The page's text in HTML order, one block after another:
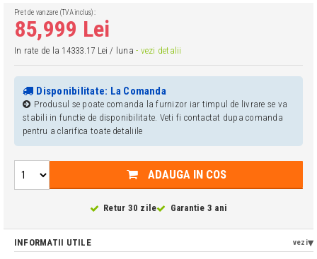
Pret de vanzare (TVA inclus):
85,999 Lei
In rate de la 14333.17 Lei / luna- vezi detalii
Disponibilitate: La Comanda
Produsul se poate comanda la furnizor iar timpul de livrare se va
stabili in functie de disponibilitate. Veti fi contactat dupa comanda
pentru a clarifica toate detaliile
ADAUGA IN COS
Retur 30 zile Garantie 3 ani
INFORMATII UTILE vezi